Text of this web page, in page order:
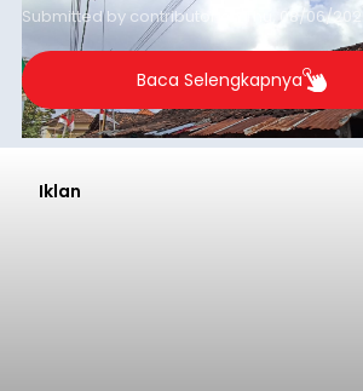
guna menjaga masyarakat yang
kelompok desil 5 dan 6 tersebut agar
merosot ke kategori miskin.
Submitted by contributor Thu, 08/06/
Baca Selengkapnya
Iklan